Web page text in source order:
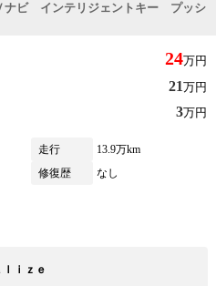
ナビ インテリジェントキー プッシ
24万円
21万円
3万円
走行
13.9万km
修復歴
なし
ｉｚｅ